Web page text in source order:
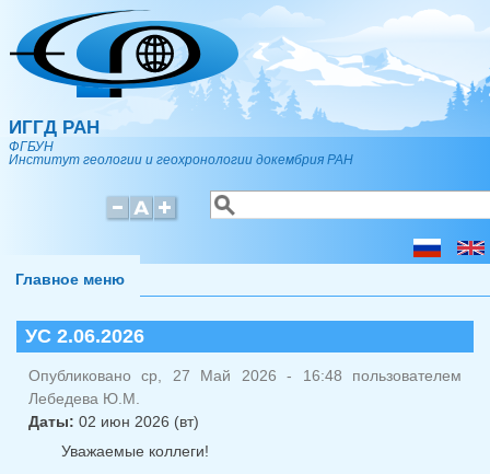
Перейти к основному содержанию
ИГГД РАН
ФГБУН
Институт геологии и геохронологии докембрия РАН
Форма поиска
Поиск
Главное меню
УС 2.06.2026
Опубликовано ср, 27 Май 2026 - 16:48 пользователем
Лебедева Ю.М.
Даты: 02 июн 2026 (вт)
Уважаемые коллеги!